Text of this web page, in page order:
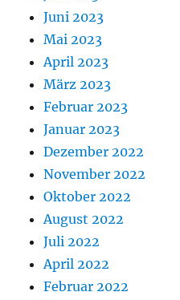
Juni 2023
Mai 2023
April 2023
März 2023
Februar 2023
Januar 2023
Dezember 2022
November 2022
Oktober 2022
August 2022
Juli 2022
April 2022
Februar 2022